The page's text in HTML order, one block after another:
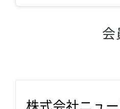
会
株式会社ニュ